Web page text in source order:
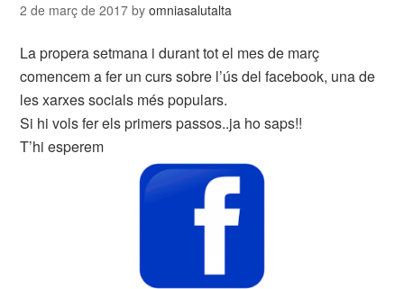
2 de març de 2017 byomniasalutalta
La propera setmana i durant tot el mes de març
comencem a fer un curs sobre l’ús del facebook, una de
les xarxes socials més populars.
Si hi vols fer els primers passos..ja ho saps!!
T’hi esperem